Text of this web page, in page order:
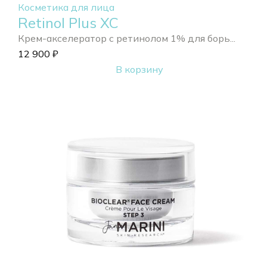
Косметика для лица
Retinol Plus XC
Крем-акселератор с ретинолом 1% для борь...
12 900 ₽
В корзину